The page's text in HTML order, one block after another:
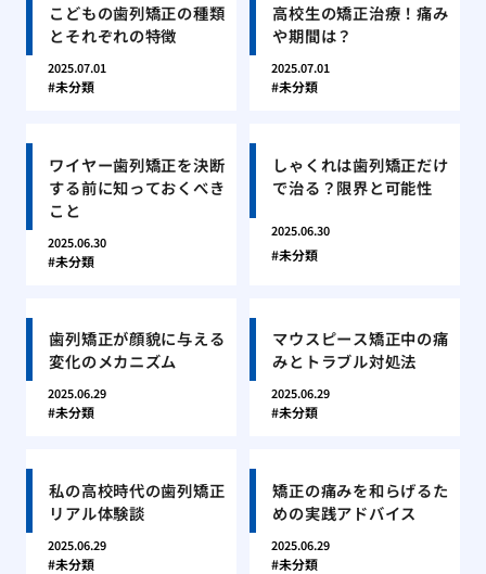
こどもの歯列矯正の種類
とそれぞれの特徴
2025.07.01
未分類
高校生の矯正治療！痛み
や期間は？
2025.07.01
未分類
ワイヤー歯列矯正を決断
する前に知っておくべき
こと
2025.06.30
未分類
しゃくれは歯列矯正だけ
で治る？限界と可能性
2025.06.30
未分類
歯列矯正が顔貌に与える
変化のメカニズム
2025.06.29
未分類
マウスピース矯正中の痛
みとトラブル対処法
2025.06.29
未分類
私の高校時代の歯列矯正
リアル体験談
2025.06.29
未分類
矯正の痛みを和らげるた
めの実践アドバイス
2025.06.29
未分類